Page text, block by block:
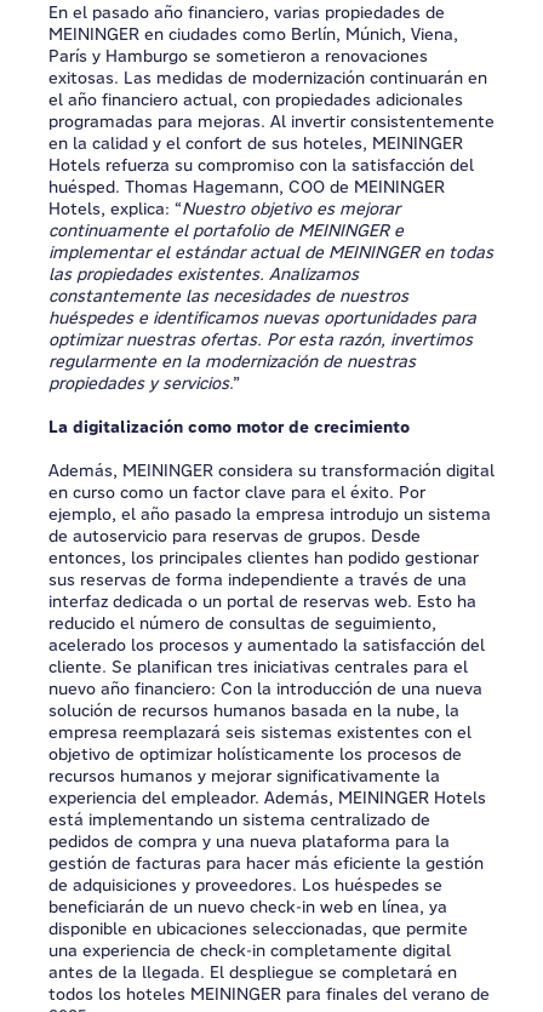
En el pasado año financiero, varias propiedades de
MEININGER en ciudades como Berlín, Múnich, Viena,
París y Hamburgo se sometieron a renovaciones
exitosas. Las medidas de modernización continuarán en
el año financiero actual, con propiedades adicionales
programadas para mejoras. Al invertir consistentemente
en la calidad y el confort de sus hoteles, MEININGER
Hotels refuerza su compromiso con la satisfacción del
huésped. Thomas Hagemann, COO de MEININGER
Hotels, explica: “Nuestro objetivo es mejorar
continuamente el portafolio de MEININGER e
implementar el estándar actual de MEININGER en todas
las propiedades existentes. Analizamos
constantemente las necesidades de nuestros
huéspedes e identificamos nuevas oportunidades para
optimizar nuestras ofertas. Por esta razón, invertimos
regularmente en la modernización de nuestras
propiedades y servicios.”
La digitalización como motor de crecimiento
Además, MEININGER considera su transformación digital
en curso como un factor clave para el éxito. Por
ejemplo, el año pasado la empresa introdujo un sistema
de autoservicio para reservas de grupos. Desde
entonces, los principales clientes han podido gestionar
sus reservas de forma independiente a través de una
interfaz dedicada o un portal de reservas web. Esto ha
reducido el número de consultas de seguimiento,
acelerado los procesos y aumentado la satisfacción del
cliente. Se planifican tres iniciativas centrales para el
nuevo año financiero: Con la introducción de una nueva
solución de recursos humanos basada en la nube, la
empresa reemplazará seis sistemas existentes con el
objetivo de optimizar holísticamente los procesos de
recursos humanos y mejorar significativamente la
experiencia del empleador. Además, MEININGER Hotels
está implementando un sistema centralizado de
pedidos de compra y una nueva plataforma para la
gestión de facturas para hacer más eficiente la gestión
de adquisiciones y proveedores. Los huéspedes se
beneficiarán de un nuevo check-in web en línea, ya
disponible en ubicaciones seleccionadas, que permite
una experiencia de check-in completamente digital
antes de la llegada. El despliegue se completará en
todos los hoteles MEININGER para finales del verano de